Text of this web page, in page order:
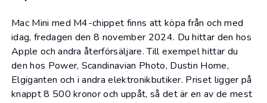
Mac Mini med M4-chippet finns att köpa från och med
idag, fredagen den 8 november 2024. Du hittar den hos
Apple och andra återförsäljare. Till exempel hittar du
den hos Power, Scandinavian Photo, Dustin Home,
Elgiganten och i andra elektronikbutiker. Priset ligger på
knappt 8 500 kronor och uppåt, så det är en av de mest